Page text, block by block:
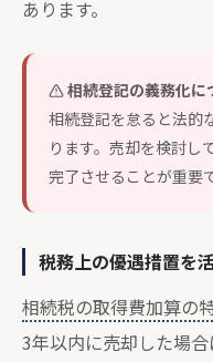
あります。
相続登記の義務化に
相続登記を怠ると法的
ります。売却を検討し
完了させることが重要
税務上の優遇措置を
相続税の取得費加算の
3年以内に売却した場合